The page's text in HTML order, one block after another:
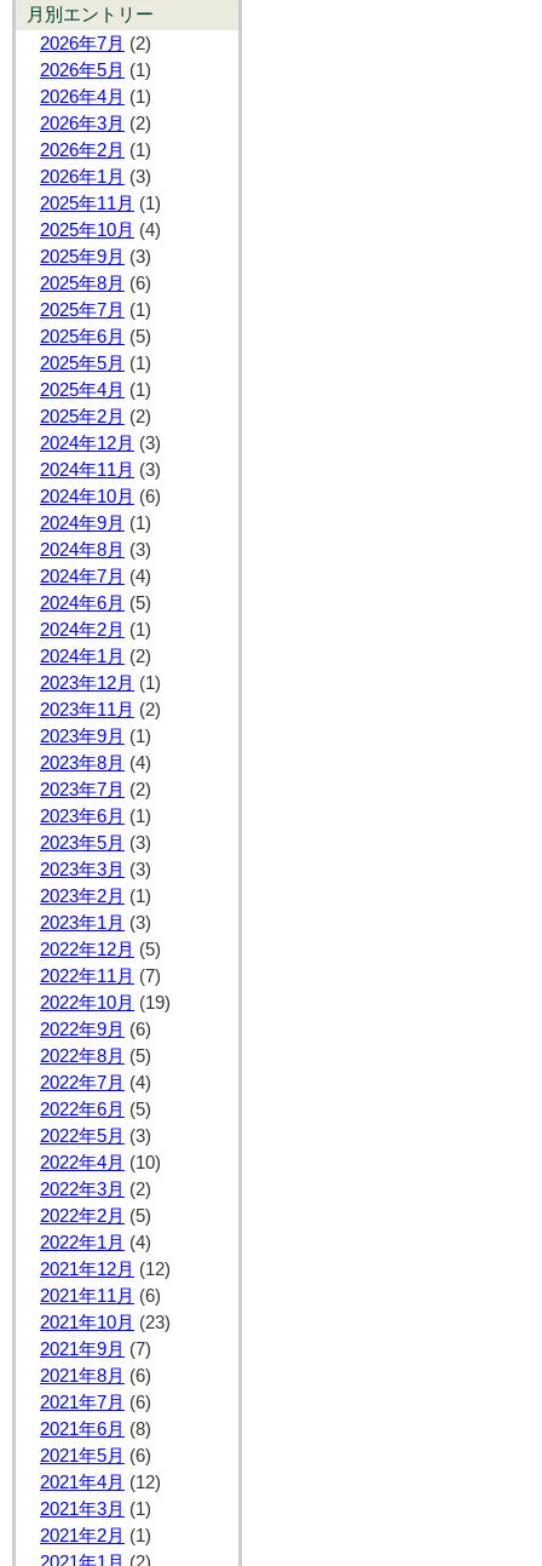
月別エントリー
2026年7月 (2)
2026年5月 (1)
2026年4月 (1)
2026年3月 (2)
2026年2月 (1)
2026年1月 (3)
2025年11月 (1)
2025年10月 (4)
2025年9月 (3)
2025年8月 (6)
2025年7月 (1)
2025年6月 (5)
2025年5月 (1)
2025年4月 (1)
2025年2月 (2)
2024年12月 (3)
2024年11月 (3)
2024年10月 (6)
2024年9月 (1)
2024年8月 (3)
2024年7月 (4)
2024年6月 (5)
2024年2月 (1)
2024年1月 (2)
2023年12月 (1)
2023年11月 (2)
2023年9月 (1)
2023年8月 (4)
2023年7月 (2)
2023年6月 (1)
2023年5月 (3)
2023年3月 (3)
2023年2月 (1)
2023年1月 (3)
2022年12月 (5)
2022年11月 (7)
2022年10月 (19)
2022年9月 (6)
2022年8月 (5)
2022年7月 (4)
2022年6月 (5)
2022年5月 (3)
2022年4月 (10)
2022年3月 (2)
2022年2月 (5)
2022年1月 (4)
2021年12月 (12)
2021年11月 (6)
2021年10月 (23)
2021年9月 (7)
2021年8月 (6)
2021年7月 (6)
2021年6月 (8)
2021年5月 (6)
2021年4月 (12)
2021年3月 (1)
2021年2月 (1)